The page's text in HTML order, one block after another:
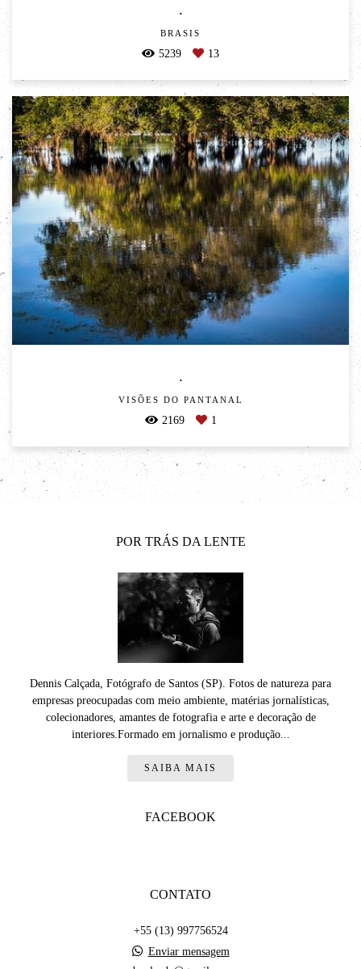
.
BRASIS
5239 13
.
VISÕES DO PANTANAL
2169 1
POR TRÁS DA LENTE
Dennis Calçada, Fotógrafo de Santos (SP). Fotos de natureza para
empresas preocupadas com meio ambiente, matérias jornalísticas,
colecionadores, amantes de fotografia e arte e decoração de
interiores.Formado em jornalismo e produção...
SAIBA MAIS
FACEBOOK
CONTATO
+55 (13) 997756524
Enviar mensagem